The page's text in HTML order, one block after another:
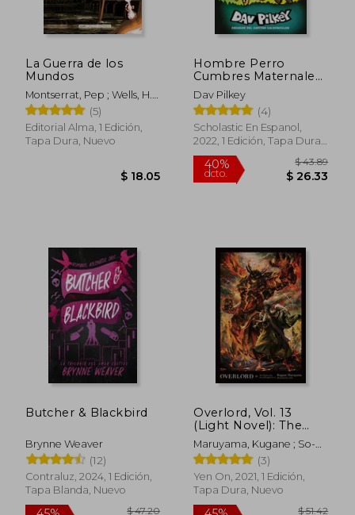
45%
dcto. $ 19.26
40%
dcto.
La Guerra de los
Mundos
Montserrat, Pep ; Wells, H.
G. ; Herrera, Raquel
(5)
Editorial Alma, 1 Edición,
Tapa Dura, Nuevo
Hombre Perro
Cumbres Maternales
(Hombre Perro #10)
Dav Pilkey
(4)
Scholastic En Espanol,
2022, 1 Edición, Tapa Dura,
Nuevo
Butcher & Blackbird
Brynne Weaver
(12)
Contraluz, 2024, 1 Edición,
Tapa Blanda, Nuevo
Overlord, Vol. 13
(Light Novel): The
Paladin of the Sacred
Kingdom Part ii
(Overlord vol 1 Light
Novel The) (en Inglés)
Maruyama, Kugane ; So-
Bin
(3)
Yen On, 2021, 1 Edición,
Tapa Dura, Nuevo